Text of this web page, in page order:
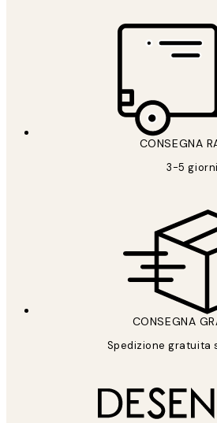
CONSEGNA
3-5 giorni
CONSEGNA
Spedizione gratuita